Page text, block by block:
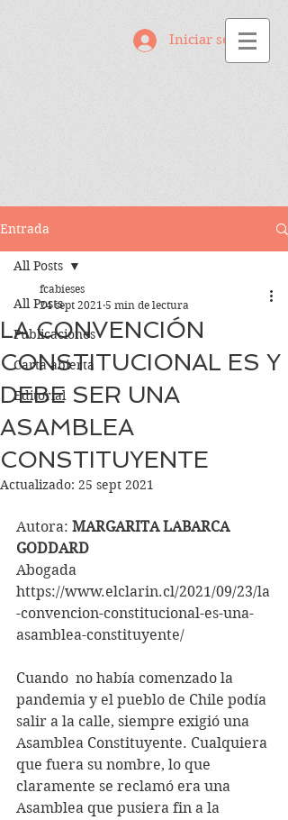
Iniciar sesión
Entrada
All Posts
Publicaciones
Carta abierta
Editorial
All Posts
LA CONVENCIÓN
CONSTITUCIONAL ES Y
DEBE SER UNA
ASAMBLEA
CONSTITUYENTE
fcabieses
24 sept 2021 5 min de lectura
Actualizado: 25 sept 2021
Autora: MARGARITA LABARCA
GODDARD
Abogada
https://www.elclarin.cl/2021/09/23/la
-convencion-constitucional-es-una-
asamblea-constituyente/
Cuando  no había comenzado la
pandemia y el pueblo de Chile podía
salir a la calle, siempre exigió una
Asamblea Constituyente. Cualquiera
que fuera su nombre, lo que
claramente se reclamó era una
Asamblea que pusiera fin a la